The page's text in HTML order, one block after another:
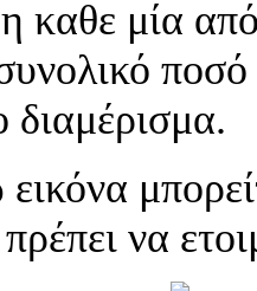
καθε μία
διαμέρισμα.
να